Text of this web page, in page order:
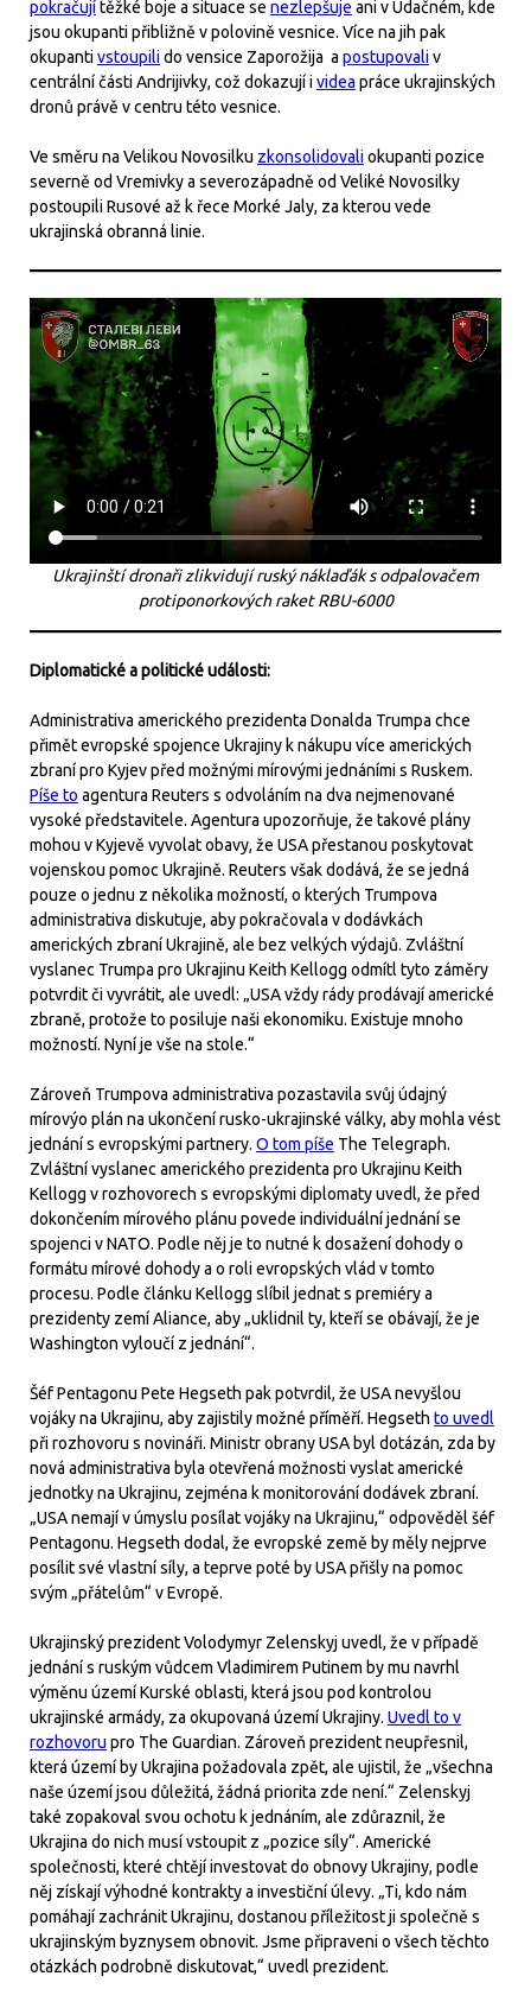
pokračujítěžké boje a situace se nezlepšuje ani v Udačném, kde
jsou okupanti přibližně v polovině vesnice. Více na jih pak
okupantivstoupilido vensice Zaporožija a postupovaliv
centrální části Andrijivky, což dokazují ividea práce ukrajinských
dronů právě v centru této vesnice.
Ve směru na Velikou Novosilku zkonsolidovaliokupanti pozice
severně od Vremivky a severozápadně od Veliké Novosilky
postoupili Rusové až k řece Morké Jaly, za kterou vede
ukrajinská obranná linie.
Ukrajinští dronaři zlikvidují ruský náklaďák s odpalovačem
protiponorkových raket RBU-6000
Diplomatické a politické události:
Administrativa amerického prezidenta Donalda Trumpa chce
přimět evropské spojence Ukrajiny k nákupu více amerických
zbraní pro Kyjev před možnými mírovými jednáními s Ruskem.
Píše to agentura Reuters s odvoláním na dva nejmenované
vysoké představitele. Agentura upozorňuje, že takové plány
mohou v Kyjevě vyvolat obavy, že USA přestanou poskytovat
vojenskou pomoc Ukrajině. Reuters však dodává, že se jedná
pouze o jednu z několika možností, o kterých Trumpova
administrativa diskutuje, aby pokračovala v dodávkách
amerických zbraní Ukrajině, ale bez velkých výdajů. Zvláštní
vyslanec Trumpa pro Ukrajinu Keith Kellogg odmítl tyto záměry
potvrdit či vyvrátit, ale uvedl: „USA vždy rády prodávají americké
zbraně, protože to posiluje naši ekonomiku. Existuje mnoho
možností. Nyní je vše na stole.“
Zároveň Trumpova administrativa pozastavila svůj údajný
mírovýo plán na ukončení rusko-ukrajinské války, aby mohla vést
jednání s evropskými partnery. O tom píše The Telegraph.
Zvláštní vyslanec amerického prezidenta pro Ukrajinu Keith
Kellogg v rozhovorech s evropskými diplomaty uvedl, že před
dokončením mírového plánu povede individuální jednání se
spojenci v NATO. Podle něj je to nutné k dosažení dohody o
formátu mírové dohody a o roli evropských vlád v tomto
procesu. Podle článku Kellogg slíbil jednat s premiéry a
prezidenty zemí Aliance, aby „uklidnil ty, kteří se obávají, že je
Washington vyloučí z jednání“.
Šéf Pentagonu Pete Hegseth pak potvrdil, že USA nevyšlou
vojáky na Ukrajinu, aby zajistily možné příměří. Hegseth to uvedl
při rozhovoru s novináři. Ministr obrany USA byl dotázán, zda by
nová administrativa byla otevřená možnosti vyslat americké
jednotky na Ukrajinu, zejména k monitorování dodávek zbraní.
„USA nemají v úmyslu posílat vojáky na Ukrajinu,“ odpověděl šéf
Pentagonu. Hegseth dodal, že evropské země by měly nejprve
posílit své vlastní síly, a teprve poté by USA přišly na pomoc
svým „přátelům“ v Evropě.
Ukrajinský prezident Volodymyr Zelenskyj uvedl, že v případě
jednání s ruským vůdcem Vladimirem Putinem by mu navrhl
výměnu území Kurské oblasti, která jsou pod kontrolou
ukrajinské armády, za okupovaná území Ukrajiny. Uvedl to v
rozhovoru pro The Guardian. Zároveň prezident neupřesnil,
která území by Ukrajina požadovala zpět, ale ujistil, že „všechna
naše území jsou důležitá, žádná priorita zde není.“ Zelenskyj
také zopakoval svou ochotu k jednáním, ale zdůraznil, že
Ukrajina do nich musí vstoupit z „pozice síly“. Americké
společnosti, které chtějí investovat do obnovy Ukrajiny, podle
něj získají výhodné kontrakty a investiční úlevy. „Ti, kdo nám
pomáhají zachránit Ukrajinu, dostanou příležitost ji společně s
ukrajinským byznysem obnovit. Jsme připraveni o všech těchto
otázkách podrobně diskutovat,“ uvedl prezident.